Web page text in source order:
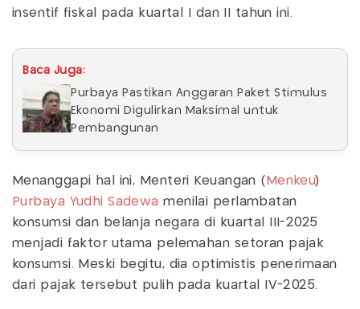
insentif fiskal pada kuartal I dan II tahun ini.
Baca Juga:
Purbaya Pastikan Anggaran Paket Stimulus
Ekonomi Digulirkan Maksimal untuk
Pembangunan
Menanggapi hal ini, Menteri Keuangan ( Menkeu)
Purbaya Yudhi Sadewa menilai perlambatan
konsumsi dan belanja negara di kuartal III-2025
menjadi faktor utama pelemahan setoran pajak
konsumsi. Meski begitu, dia optimistis penerimaan
dari pajak tersebut pulih pada kuartal IV-2025.